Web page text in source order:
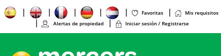
Favoritas
Mis requisitos
Alertas de propiedad
Iniciar sesión / Registrarse